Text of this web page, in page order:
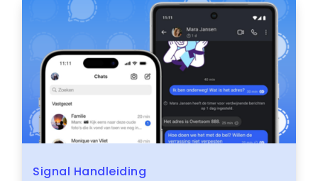
Signal Handleiding